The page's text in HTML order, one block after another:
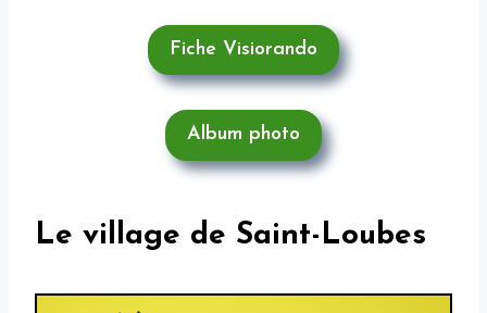
Fiche Visiorando
Album photo
Le village de Saint-Loubes